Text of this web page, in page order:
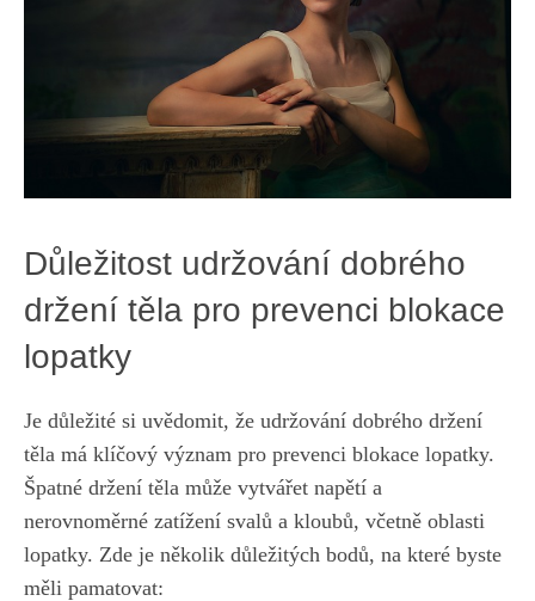
Důležitost udržování dobrého
držení těla pro prevenci blokace
lopatky
Je důležité si uvědomit, že udržování dobrého držení
těla má klíčový význam pro prevenci blokace lopatky.
Špatné držení těla může vytvářet napětí a
nerovnoměrné zatížení svalů a kloubů, včetně oblasti
lopatky. Zde je několik důležitých bodů, na které byste
měli pamatovat: